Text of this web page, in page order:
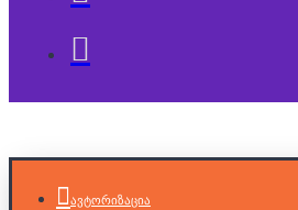
ავტორიზაცია